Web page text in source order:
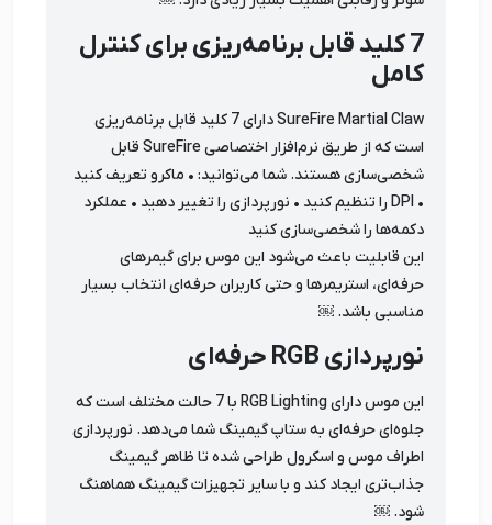
7 کلید قابل برنامه‌ریزی برای کنترل
کامل
SureFire Martial Claw دارای 7 کلید قابل برنامه‌ریزی
است که از طریق نرم‌افزار اختصاصی SureFire قابل
شخصی‌سازی هستند. شما می‌توانید: • ماکرو تعریف کنید
• DPI را تنظیم کنید • نورپردازی را تغییر دهید • عملکرد
دکمه‌ها را شخصی‌سازی کنید
این قابلیت باعث می‌شود این موس برای گیمرهای
حرفه‌ای، استریمرها و حتی کاربران حرفه‌ای انتخاب بسیار
مناسبی باشد. ￼
نورپردازی RGB حرفه‌ای
این موس دارای RGB Lighting با 7 حالت مختلف است که
جلوه‌ای حرفه‌ای به ستاپ گیمینگ شما می‌دهد. نورپردازی
اطراف موس و اسکرول طراحی شده تا ظاهر گیمینگ
جذاب‌تری ایجاد کند و با سایر تجهیزات گیمینگ هماهنگ
شود. ￼